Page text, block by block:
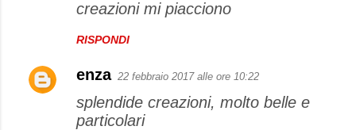
creazioni mi piacciono
RISPONDI
enza 22 febbraio 2017 alle ore 10:22
splendide creazioni, molto belle e
particolari